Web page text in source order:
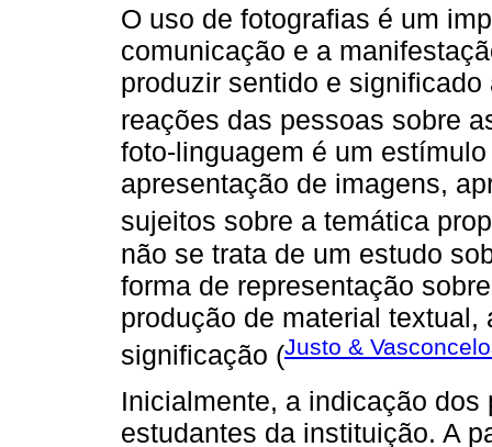
O uso de fotografias é um
comunicação e a
produzir sentido e
reações das pessoas sobre
foto-linguagem é um
apresentação de imagens,
sujeitos sobre a temática
não se trata de um estudo
forma de representação
produção de material
significação (Justo &
Inicialmente, a indicação
estudantes da instituição. A